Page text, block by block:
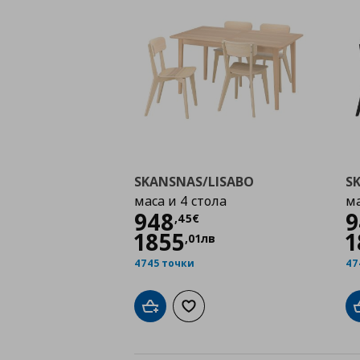
SKANSNAS/LISABO
маса и 4 стола
948,45€
Цена948,45 €
1855,01лв
4745 точки
Добави в кошницата
Добави към списъка с любими